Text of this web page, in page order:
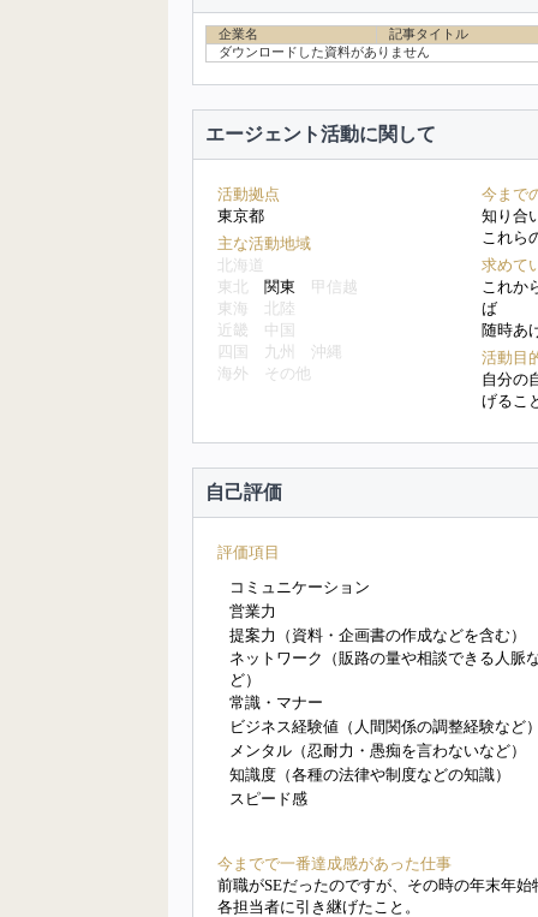
企業名
記事タイトル
ダウンロードした資料がありません
エージェント活動に関して
活動拠点
東京都
主な活動地域
北海道
東北 関東 甲信越
東海
北陸
近畿
中国
四国
九州
沖縄
海外
その他
今まで
知り合
これら
求めて
これか
ば
随時あ
活動目
自分の
げるこ
自己評価
評価項目
コミュニケーション
営業力
提案力（資料・企画書の作成などを含む）
ネットワーク（販路の量や相談できる人脈
ど）
常識・マナー
ビジネス経験値（人間関係の調整経験など
メンタル（忍耐力・愚痴を言わないなど）
知識度（各種の法律や制度などの知識）
スピード感
今までで一番達成感があった仕事
前職がSEだったのですが、その時の年末年
各担当者に引き継げたこと。